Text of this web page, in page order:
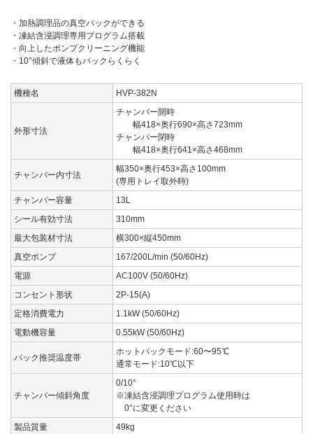
・加熱調理品の真空パックができる
・凍結含浸調理専用プログラム搭載
・向上したポンプクリーニング機能
・10°傾斜で液体もパックらくらく
機種名 HVP-382N
外形寸法
チャンバー開時
幅418×奥行690×高さ723mm
チャンバー閉時
幅418×奥行641×高さ468mm
チャンバー内寸法
幅350×奥行453×高さ100mm
(専用トレイ取外時)
チャンバー容量
13L
シール有効寸法
310mm
最大包装材寸法
横300×縦450mm
真空ポンプ
167/200L/min (50/60Hz)
電源
AC100V (50/60Hz)
コンセント形状
2P-15(A)
定格消費電力
1.1kW (50/60Hz)
電動機容量
0.55kW (50/60Hz)
パック推奨温度帯
ホットパックモード:60〜95℃
通常モード:10℃以下
チャンバー傾斜角度
0/10°
※凍結含浸調理プログラム使用時は
0°に変更ください
製品質量
49kg